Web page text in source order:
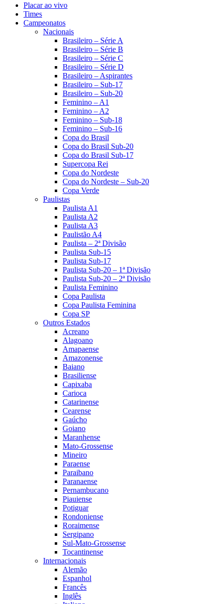
Placar ao vivo
Times
Campeonatos
Nacionais
Brasileiro – Série A
Brasileiro – Série B
Brasileiro – Série C
Brasileiro – Série D
Brasileiro – Aspirantes
Brasileiro – Sub-17
Brasileiro – Sub-20
Feminino – A1
Feminino – A2
Feminino – Sub-18
Feminino – Sub-16
Copa do Brasil
Copa do Brasil Sub-20
Copa do Brasil Sub-17
Supercopa Rei
Copa do Nordeste
Copa do Nordeste – Sub-20
Copa Verde
Paulistas
Paulista A1
Paulista A2
Paulista A3
Paulistão A4
Paulista – 2ª Divisão
Paulista Sub-15
Paulista Sub-17
Paulista Sub-20 – 1ª Divisão
Paulista Sub-20 – 2ª Divisão
Paulista Feminino
Copa Paulista
Copa Paulista Feminina
Copa SP
Outros Estados
Acreano
Alagoano
Amapaense
Amazonense
Baiano
Brasiliense
Capixaba
Carioca
Catarinense
Cearense
Gaúcho
Goiano
Maranhense
Mato-Grossense
Mineiro
Paraense
Paraibano
Paranaense
Pernambucano
Piauiense
Potiguar
Rondoniense
Roraimense
Sergipano
Sul-Mato-Grossense
Tocantinense
Internacionais
Alemão
Espanhol
Francês
Inglês